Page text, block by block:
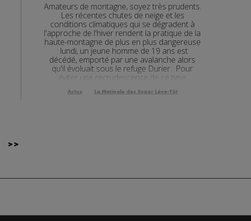
3'15"
2'00"
3'19"
2'03"
2'03"
Amateurs de montagne, soyez très prudents.
Les récentes chutes de neige et les
conditions climatiques qui se dégradent à
l'approche de l'hiver rendent la pratique de la
haute-montagne de plus en plus dangereuse
: lundi, un jeune homme de 19 ans est
décédé, emporté par une avalanche alors
qu'il évoluait sous le refuge Durier. Pour
éviter une recrudescence de ce type
Actus La Matinale des Super Lève-Tôt
>>